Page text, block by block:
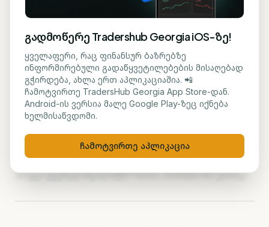
ᲡᲐᲤᲝᲜᲓᲝ
Abercrombie & Fitch-ის
მოგებამ მოლოდინს
გადააჭარბა - აქციები
წინასაბაზრო ვაჭრობაში
გაიზარდა
ნუცა ტყეშელაშვილი 27 მაისი, 2026 2 წთ კითხვა
გადმოწერე Tradershub Georgia iOS-ზე!
ყველაფერი, რაც ფინანსურ ბაზრებზე
ინფორმირებული გადაწყვეტილებების მისაღებად
გჭირდება, ახლა ერთ აპლიკაციაშია. 📲
ჩამოტვირთე TradersHub Georgia App Store-დან.
Android-ის ვერსია მალე Google Play-ზეც იქნება
ხელმისაწვდომი.
ჩამოტვირთე აპლიკაცია